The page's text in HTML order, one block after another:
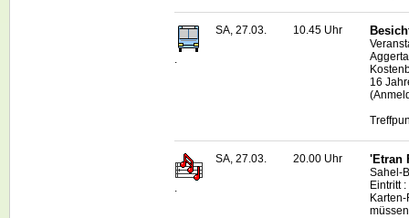
.
SA, 27.03. 10.45 Uhr
16
SA, 27.03. 20.00 Uhr 'Etran
Sahel-
Eintritt